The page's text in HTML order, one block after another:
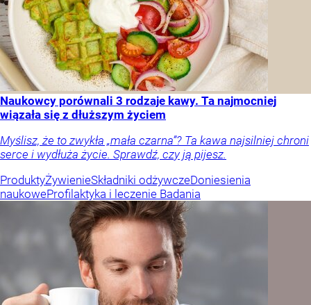
Naukowcy porównali 3 rodzaje kawy. Ta najmocniej
wiązała się z dłuższym życiem
Myślisz, że to zwykła „mała czarna”? Ta kawa najsilniej chroni
serce i wydłuża życie. Sprawdź, czy ją pijesz.
ProduktyŻywienieSkładniki odżywczeDoniesienia
naukoweProfilaktyka i leczenie Badania